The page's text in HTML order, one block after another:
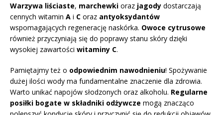
Warzywa liściaste, marchewki oraz jagody dostarczają
cennych witamin A i C oraz antyoksydantów
wspomagających regenerację naskórka. Owoce cytrusowe
również przyczyniają się do poprawy stanu skóry dzięki
wysokiej zawartości witaminy C.
Pamiętajmy też o odpowiednim nawodnieniu! Spożywanie
dużej ilości wody ma fundamentalne znaczenie dla zdrowia.
Warto unikać napojów słodzonych oraz alkoholu. Regularne
posiłki bogate w składniki odżywcze mogą znacząco